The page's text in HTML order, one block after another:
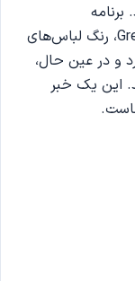
برنامه
ColorAlive با استفاده از قدرت GreatWaves، رنگ لباس‌های
و در عین حال،
این یک خبر